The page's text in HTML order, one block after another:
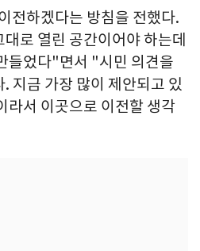
전하겠다는 방침을 전했다.
로 열린 공간이어야 하는데
들었다"면서 "시민 의견을
지금 가장 많이 제안되고 있
라서 이곳으로 이전할 생각